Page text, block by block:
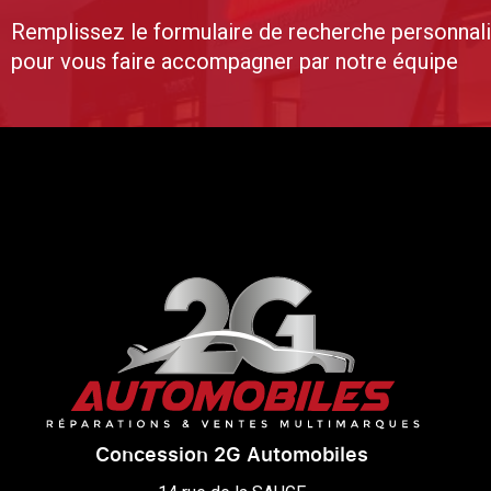
Remplissez le formulaire de recherche
pour vous faire accompagner par notre équipe
Concession 2G Automobiles